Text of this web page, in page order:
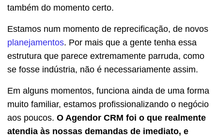
também do momento certo.
Estamos num momento de reprecificação, de novos
planejamentos. Por mais que a gente tenha essa
estrutura que parece extremamente parruda, como
se fosse indústria, não é necessariamente assim.
Em alguns momentos, funciona ainda de uma forma
muito familiar, estamos profissionalizando o negócio
aos poucos. O Agendor CRM foi o que realmente
atendia às nossas demandas de imediato, e